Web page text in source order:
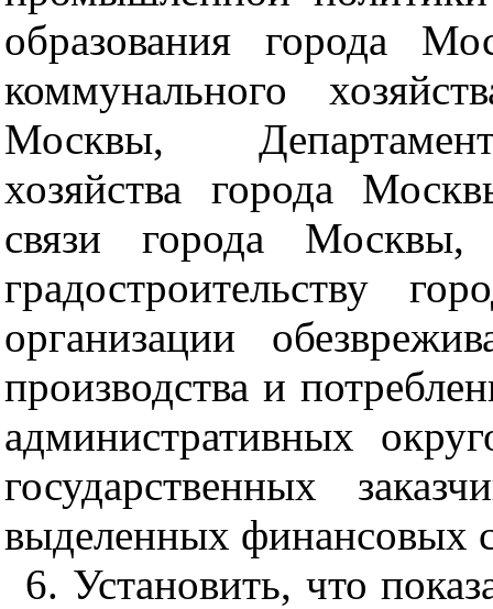
образования города
коммунального
Москвы, Департамент
хозяйства города
связи города
градостроительству
организации
производства и
административных
государственных
выделенных финансовых
6. Установить, что